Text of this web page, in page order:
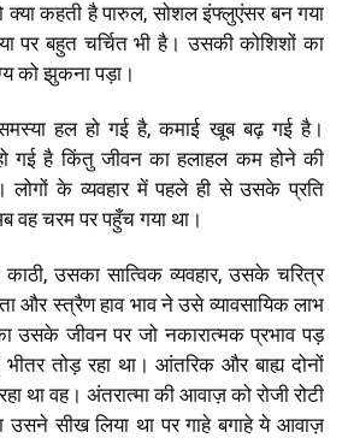
क्या कहती है पारुल, सोशल इंफ्लुएंसर बन गया
पर बहुत चर्चित भी है। उसकी कोशिशों का
को झुकना पड़ा।
हल हो गई है, कमाई खूब बढ़ गई है।
गई है किंतु जीवन का हलाहल कम होने की
लोगों के व्यवहार में पहले ही से उसके प्रति
वह चरम पर पहुँच गया था।
उसका सात्विक व्यवहार, उसके चरित्र
और स्त्रैण हाव भाव ने उसे व्यावसायिक लाभ
उसके जीवन पर जो नकारात्मक प्रभाव पड़
भीतर तोड़ रहा था। आंतरिक और बाह्य दोनों
था वह। अंतरात्मा की आवाज़ को रोजी रोटी
सीख लिया था पर गाहे बगाहे ये आवाज़